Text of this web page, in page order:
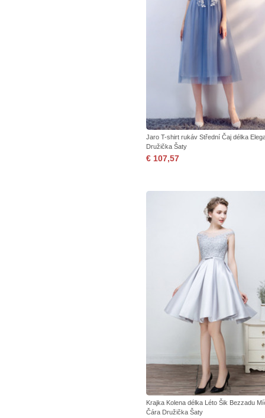
Jaro T-shirt rukáv Střední Čaj délka
Družička Šaty
€ 107,57
Krajka Kolena délka Léto Šik Bezzadu
Čára Družička Šaty